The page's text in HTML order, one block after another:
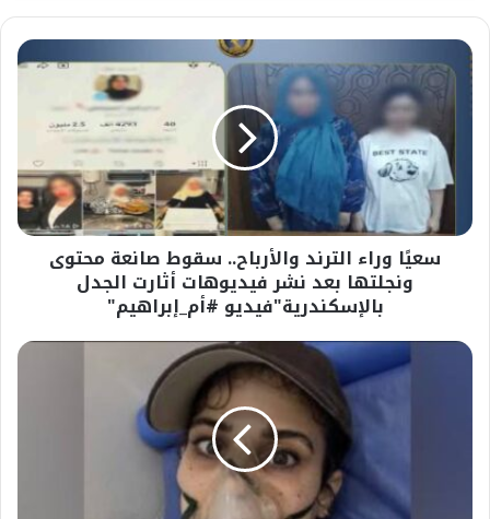
سعيًا
وراء
الترند
سقوط
صانعة
محتوى
ونجلتها
بعد
فيديوهات
بالإسكندرية"فيديو
#أم_إبراهيم"
سعيًا وراء الترند والأرباح.. سقوط صانعة محتوى
ونجلتها بعد نشر فيديوهات أثارت الجدل
بالإسكندرية"فيديو #أم_إبراهيم"
#نورعمرودياب